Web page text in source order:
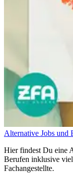
Alternative Jobs und
Hier findest Du eine
Berufen inklusive
Fachangestellte.